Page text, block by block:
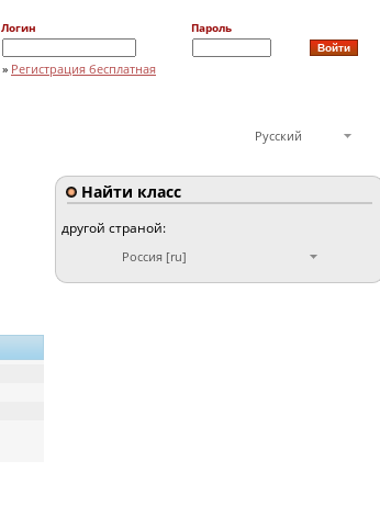
Логин Пароль
» Регистрация бесплатная
Русский
Найти класс
другой страной:
Россия [ru]